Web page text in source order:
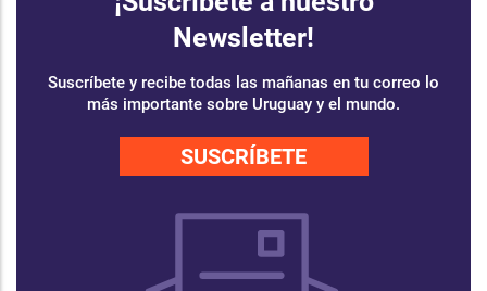
Newsletter!
Suscríbete y recibe todas las mañanas en tu correo lo
más importante sobre Uruguay y el mundo.
SUSCRÍBETE